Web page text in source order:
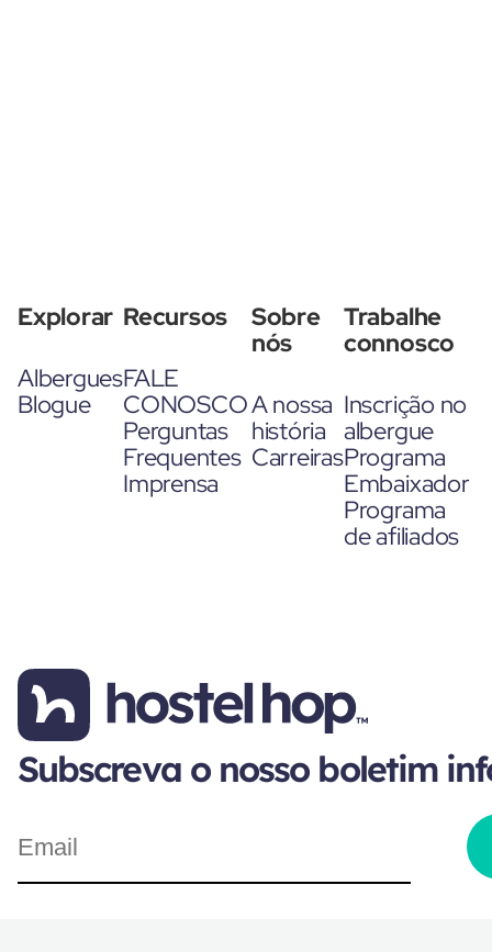
Explorar
Albergues
Blogue
Recursos
FALE
CONOSCO
Perguntas
Frequentes
Imprensa
Sobre
nós
A nossa
história
Carreiras
Trabalhe
connosco
Inscrição no
albergue
Programa
Embaixador
Programa
de afiliados
Subscreva o nosso boletim